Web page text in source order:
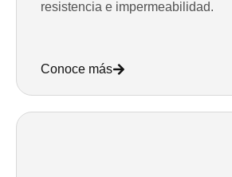
resistencia e impermeabilidad.
Conoce más